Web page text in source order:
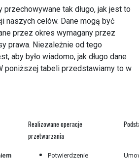
przechowywane tak długo, jak jest to
naszych celów. Dane mogą być
przez okres wymagany przez
prawa. Niezależnie od tego
aby było wiadomo, jak długo dane
poniższej tabeli przedstawiamy to w
Realizowane operacje
przetwarzania
Potwierdzenie